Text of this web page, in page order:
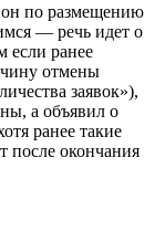
по размещению
— речь идет о
если ранее
отмены
заявок»),
а объявил о
ранее такие
после окончания